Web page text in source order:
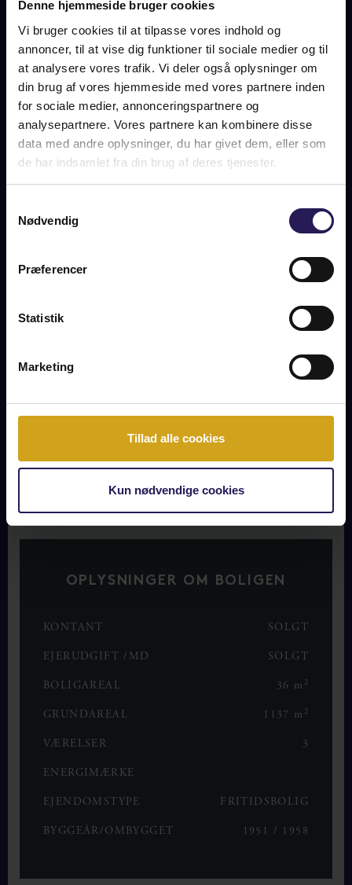
Denne hjemmeside bruger cookies
Vi bruger cookies til at tilpasse vores indhold og
annoncer, til at vise dig funktioner til sociale medier og til
at analysere vores trafik. Vi deler også oplysninger om
din brug af vores hjemmeside med vores partnere inden
for sociale medier, annonceringspartnere og
analysepartnere. Vores partnere kan kombinere disse
data med andre oplysninger, du har givet dem, eller som
de har indsamlet fra din brug af deres tjenester.
Nødvendig
Præferencer
Statistik
Marketing
Tillad alle cookies
Kun nødvendige cookies
NONNEBAKKEN 4, 3300
FREDERIKSVÆRK
SOLGT
Midt i det charmerende Lille Kregme, i 5. række fra Roskilde
cykelafstand fra adskillige naturskønne områder. Fritidshuset
er opført i 1958 og består som et velholdt og autentisk
m2 – overalt med fine detaljer, hyggelig stemning og ikke
Hovedhuset på 36 m2 (BBR) er indrettet med stort alrum,
der fordeler køkken med spisestue og opholdsstue med
store overdækket sydvestvende terrasse er der adgang til
sideliggende anneks på 17 m2 (BBR) der er indrettet med...
OPLYSNINGER OM BOLIGEN
KONTANT SOLGT
EJERUDGIFT /MD SOLGT
BOLIGAREAL 36 m 2
GRUNDAREAL 1137 m 2
VÆRELSER 3
ENERGIMÆRKE
EJENDOMSTYPE FRITIDSBOLIG
BYGGEÅR/OMBYGGET 1951 / 1958